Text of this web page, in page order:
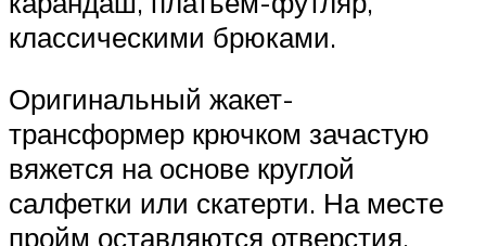
классическими брюками.
Оригинальный жакет-
трансформер крючком зачастую
вяжется на основе круглой
салфетки или скатерти. На месте
пройм оставляются отверстия,